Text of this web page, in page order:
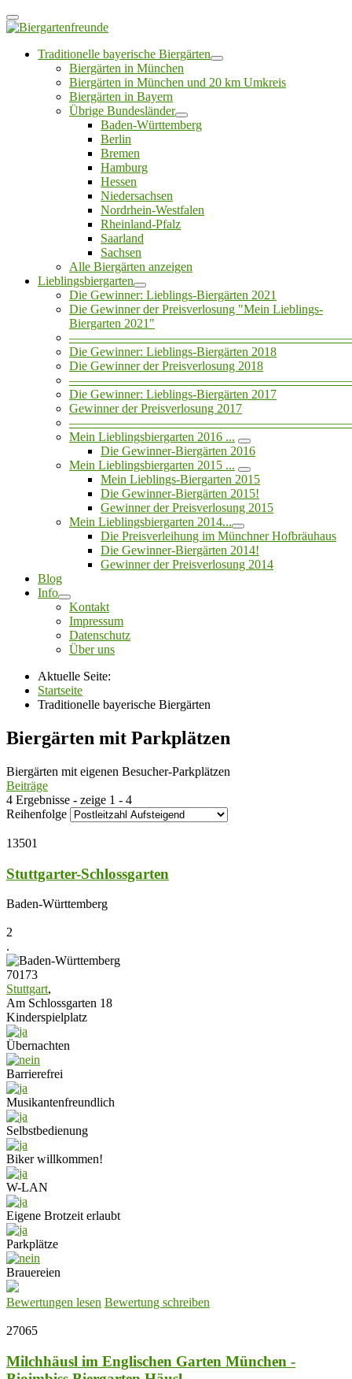
Traditionelle bayerische Biergärten
Biergärten in München
Biergärten in München und 20 km Umkreis
Biergärten in Bayern
Übrige Bundesländer
Baden-Württemberg
Berlin
Bremen
Hamburg
Hessen
Niedersachsen
Nordrhein-Westfalen
Rheinland-Pfalz
Saarland
Sachsen
Alle Biergärten anzeigen
Lieblingsbiergarten
Die Gewinner: Lieblings-Biergärten 2021
Die Gewinner der Preisverlosung "Mein Lieblings-
Biergarten 2021"
Die Gewinner: Lieblings-Biergärten 2018
Die Gewinner der Preisverlosung 2018
Die Gewinner: Lieblings-Biergärten 2017
Gewinner der Preisverlosung 2017
Mein Lieblingsbiergarten 2016 ...
Die Gewinner-Biergärten 2016
Mein Lieblingsbiergarten 2015 ...
Mein Lieblings-Biergarten 2015
Die Gewinner-Biergärten 2015!
Gewinner der Preisverlosung 2015
Mein Lieblingsbiergarten 2014...
Die Preisverleihung im Münchner Hofbräuhaus
Die Gewinner-Biergärten 2014!
Gewinner der Preisverlosung 2014
Blog
Info
Kontakt
Impressum
Datenschutz
Über uns
Aktuelle Seite:
Startseite
Traditionelle bayerische Biergärten
Biergärten mit Parkplätzen
Biergärten mit eigenen Besucher-Parkplätzen
Beiträge
4 Ergebnisse - zeige 1 - 4
Reihenfolge
13501
Stuttgarter-Schlossgarten
Baden-Württemberg
2
.
70173
Stuttgart,
Am Schlossgarten 18
Kinderspielplatz
Übernachten
Barrierefrei
Musikantenfreundlich
Selbstbedienung
Biker willkommen!
W-LAN
Eigene Brotzeit erlaubt
Parkplätze
Brauereien
Bewertungen lesen Bewertung schreiben
27065
Milchhäusl im Englischen Garten München -